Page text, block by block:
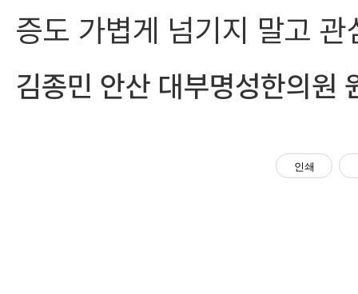
증도 가볍게 넘기지 말고
김종민 안산 대부명성한의원
인쇄